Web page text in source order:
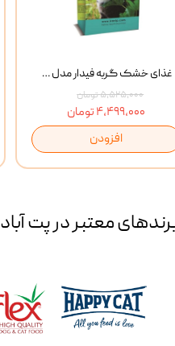
غذای خشک گربه فیدار مدل Adult وزن 10 کیلوگرم
۵,۵۲۵,۰۰۰ تومان
۴,۴۹۹,۰۰۰ تومان
افزودن
معتبر در پت آباد